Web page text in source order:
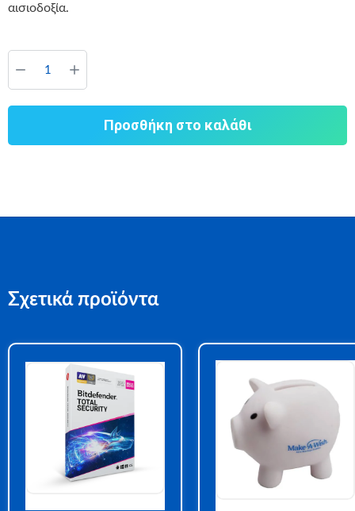
αισιοδοξία.
Προσθήκη στο καλάθι
Σχετικά προϊόντα